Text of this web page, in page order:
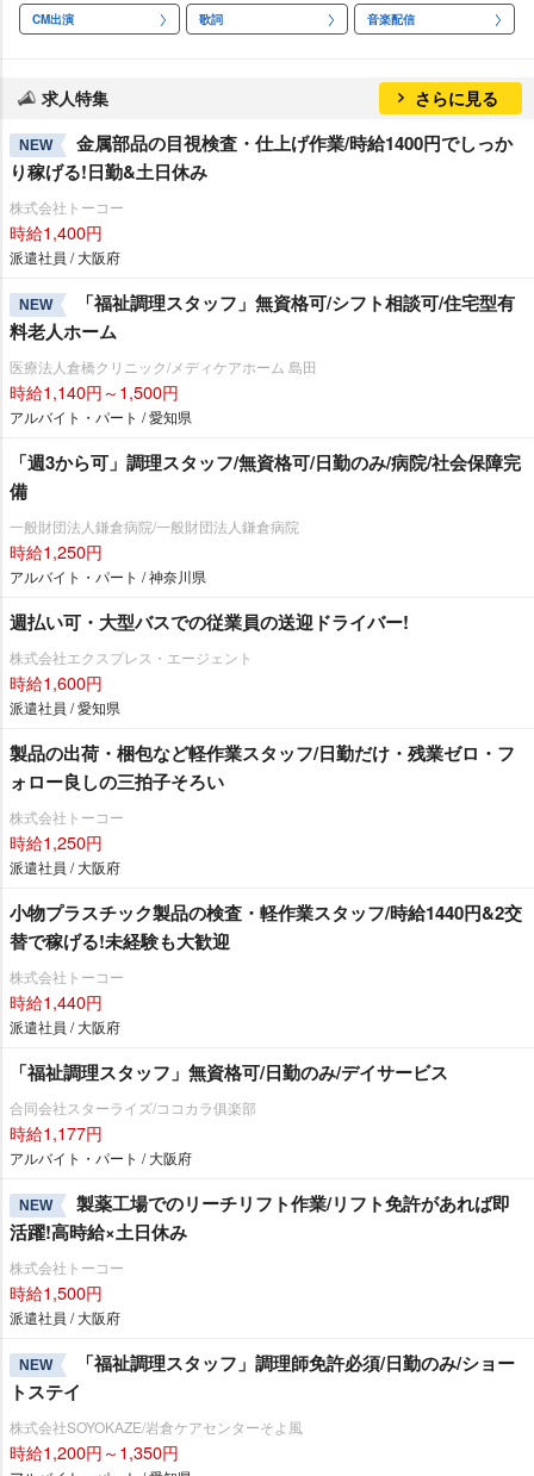
CM出演 歌詞 音楽配信
求人特集 さらに見る
NEW
金属部品の目視検査・仕上げ作業/時給1400円でしっか
り稼げる!日勤&土日休み
株式会社トーコー
時給1,400円
派遣社員 / 大阪府
NEW
「福祉調理スタッフ」無資格可/シフト相談可/住宅型有
料老人ホーム
医療法人倉橋クリニック/メディケアホーム 島田
時給1,140円～1,500円
アルバイト・パート / 愛知県
「週3から可」調理スタッフ/無資格可/日勤のみ/病院/社会保障完
備
一般財団法人鎌倉病院/一般財団法人鎌倉病院
時給1,250円
アルバイト・パート / 神奈川県
週払い可・大型バスでの従業員の送迎ドライバー!
株式会社エクスプレス・エージェント
時給1,600円
派遣社員 / 愛知県
製品の出荷・梱包など軽作業スタッフ/日勤だけ・残業ゼロ・フ
ォロー良しの三拍子そろい
株式会社トーコー
時給1,250円
派遣社員 / 大阪府
小物プラスチック製品の検査・軽作業スタッフ/時給1440円&2交
替で稼げる!未経験も大歓迎
株式会社トーコー
時給1,440円
派遣社員 / 大阪府
「福祉調理スタッフ」無資格可/日勤のみ/デイサービス
合同会社スターライズ/ココカラ俱楽部
時給1,177円
アルバイト・パート / 大阪府
NEW
製薬工場でのリーチリフト作業/リフト免許があれば即
活躍!高時給×土日休み
株式会社トーコー
時給1,500円
派遣社員 / 大阪府
NEW
「福祉調理スタッフ」調理師免許必須/日勤のみ/ショー
トステイ
株式会社SOYOKAZE/岩倉ケアセンターそよ風
時給1,200円～1,350円